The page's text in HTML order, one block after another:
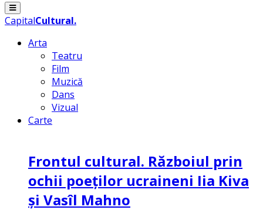
Menu
CapitalCultural.
Arta
Teatru
Film
Muzică
Dans
Vizual
Carte
Frontul cultural. Războiul prin
ochii poeților ucraineni Iia Kiva
și Vasîl Mahno